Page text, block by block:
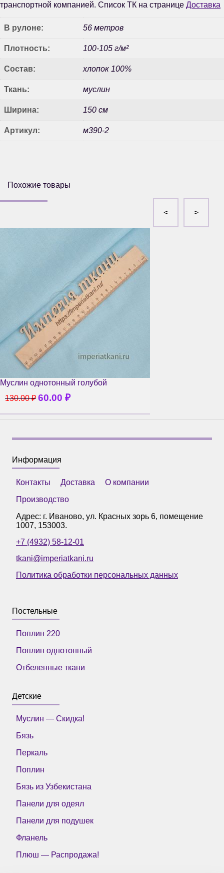
транспортной компанией. Список ТК на странице Доставка
В рулоне: 56 метров
Плотность: 100-105 г/м²
Состав: хлопок 100%
Ткань: муслин
Ширина: 150 см
Артикул: м390-2
Похожие товары
Муслин однотонный голубой
130.00₽ 60.00 ₽
Информация
Контакты Доставка
О компании
Производство
Адрес: г. Иваново, ул. Красных зорь 6, помещение
1007, 153003.
+7 (4932) 58-12-01
tkani@imperiatkani.ru
Политика обработки персональных данных
Постельные
Поплин 220
Поплин однотонный
Отбеленные ткани
Детские
Муслин — Скидка!
Бязь
Перкаль
Поплин
Бязь из Узбекистана
Панели для одеял
Панели для подушек
Фланель
Плюш — Распродажа!